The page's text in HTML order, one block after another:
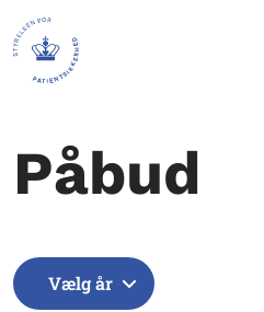
Påbud
Vælg år